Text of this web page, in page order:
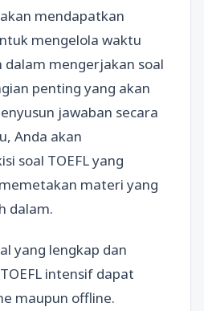
mendapatkan
mengelola waktu
dalam mengerjakan soal
penting yang akan
jawaban secara
Anda akan
soal TOEFL yang
materi yang
dalam.
yang lengkap dan
intensif dapat
maupun offline.